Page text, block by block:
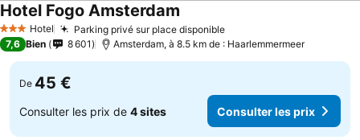
3 ÉtoilesHotel Parking privé sur place disponible
Hotel Fogo Amsterdam
7,6 Bien 8 601 Amsterdam, à 8.5 km de : Haarlemmermeer
De 45 €
Consulter les prix de 4 sites Consulter les prix